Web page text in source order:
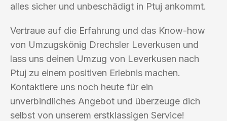
alles sicher und unbeschädigt in Ptuj ankommt.
Vertraue auf die Erfahrung und das Know-how
von Umzugskönig Drechsler Leverkusen und
lass uns deinen Umzug von Leverkusen nach
Ptuj zu einem positiven Erlebnis machen.
Kontaktiere uns noch heute für ein
unverbindliches Angebot und überzeuge dich
selbst von unserem erstklassigen Service!